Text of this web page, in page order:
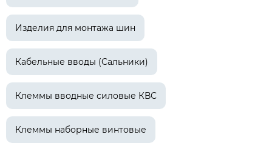
Изделия для монтажа шин
Кабельные вводы (Сальники)
Клеммы вводные силовые КВС
Клеммы наборные винтовые